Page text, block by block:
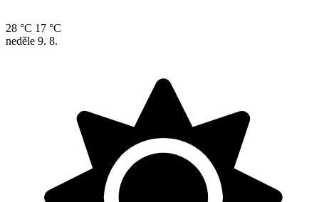
28 °C 17 °C
neděle 9. 8.